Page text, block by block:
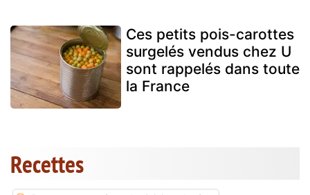
Ces petits pois-carottes
surgelés vendus chez U
sont rappelés dans toute
la France
Recettes